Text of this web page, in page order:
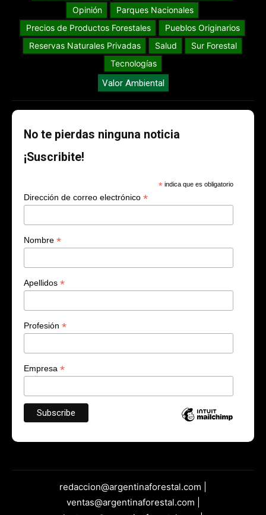
Opinión
Parques Nacionales
Precios de Productos Forestales
Pueblos Originarios
Reservas Naturales Privadas
Salud
Sur Forestal
Tecnologías
Valor Ambiental
No te pierdas ninguna noticia
¡Suscribite!
* indica que es obligatorio
Dirección de correo electrónico *
Nombre *
Apellidos *
Profesión *
Empresa *
redaccion@argentinaforestal.com |
ventas@argentinaforestal.com |